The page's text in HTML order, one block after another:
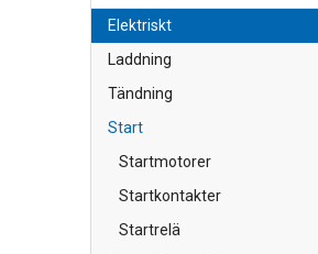
Elektriskt
Laddning
Tändning
Start
Startmotorer
Startkontakter
Startrelä